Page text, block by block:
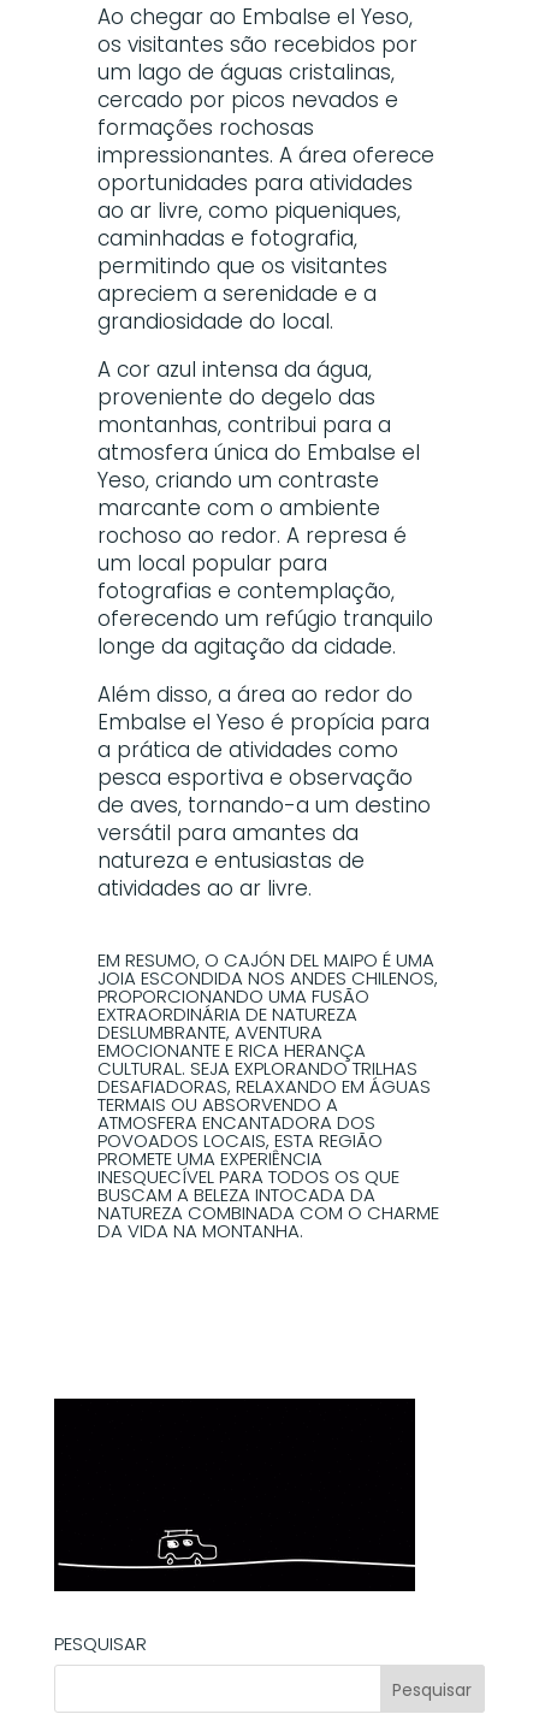
Ao chegar ao Embalse el Yeso,
os visitantes são recebidos por
um lago de águas cristalinas,
cercado por picos nevados e
formações rochosas
impressionantes. A área oferece
oportunidades para atividades
ao ar livre, como piqueniques,
caminhadas e fotografia,
permitindo que os visitantes
apreciem a serenidade e a
grandiosidade do local.
A cor azul intensa da água,
proveniente do degelo das
montanhas, contribui para a
atmosfera única do Embalse el
Yeso, criando um contraste
marcante com o ambiente
rochoso ao redor. A represa é
um local popular para
fotografias e contemplação,
oferecendo um refúgio tranquilo
longe da agitação da cidade.
Além disso, a área ao redor do
Embalse el Yeso é propícia para
a prática de atividades como
pesca esportiva e observação
de aves, tornando-a um destino
versátil para amantes da
natureza e entusiastas de
atividades ao ar livre.
EM RESUMO, O CAJÓN DEL MAIPO É UMA
JOIA ESCONDIDA NOS ANDES CHILENOS,
PROPORCIONANDO UMA FUSÃO
EXTRAORDINÁRIA DE NATUREZA
DESLUMBRANTE, AVENTURA
EMOCIONANTE E RICA HERANÇA
CULTURAL. SEJA EXPLORANDO TRILHAS
DESAFIADORAS, RELAXANDO EM ÁGUAS
TERMAIS OU ABSORVENDO A
ATMOSFERA ENCANTADORA DOS
POVOADOS LOCAIS, ESTA REGIÃO
PROMETE UMA EXPERIÊNCIA
INESQUECÍVEL PARA TODOS OS QUE
BUSCAM A BELEZA INTOCADA DA
NATUREZA COMBINADA COM O CHARME
DA VIDA NA MONTANHA.
PESQUISAR